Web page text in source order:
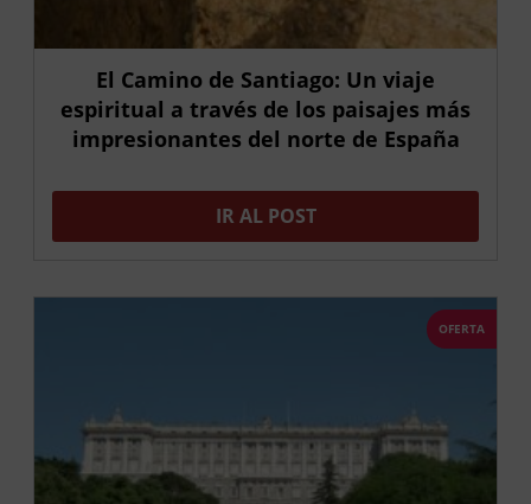
El Camino de Santiago: Un viaje
espiritual a través de los paisajes más
impresionantes del norte de España
IR AL POST
OFERTA